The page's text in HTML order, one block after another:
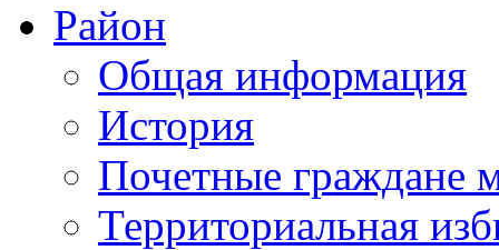
Район
Общая информация
История
Почетные граждане
Территориальная